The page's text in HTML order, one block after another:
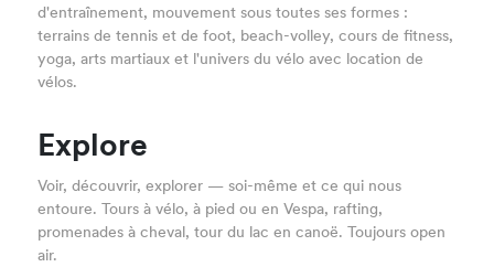
d'entraînement, mouvement sous toutes ses formes :
terrains de tennis et de foot, beach-volley, cours de fitness,
yoga, arts martiaux et l'univers du vélo avec location de
vélos.
Explore
Voir, découvrir, explorer — soi-même et ce qui nous
entoure. Tours à vélo, à pied ou en Vespa, rafting,
promenades à cheval, tour du lac en canoë. Toujours open
air.